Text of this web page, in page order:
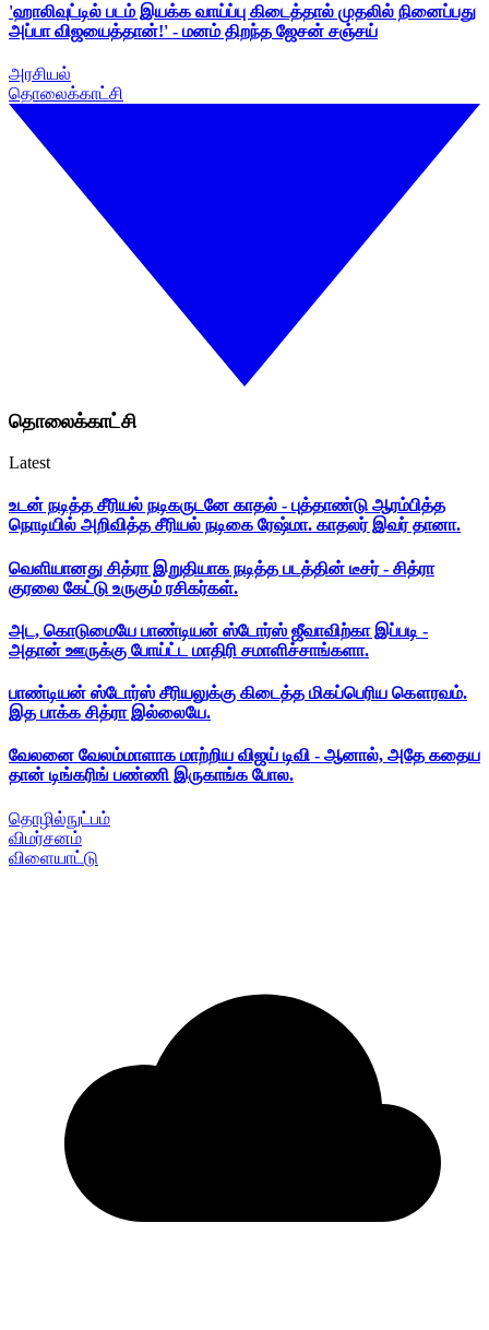
'ஹாலிவுட்டில் படம் இயக்க வாய்ப்பு கிடைத்தால் முதலில் நினைப்பது
அப்பா விஜயைத்தான்!' - மனம் திறந்த ஜேசன் சஞ்சய்
அரசியல்
தொலைக்காட்சி
தொலைக்காட்சி
Latest
உடன் நடித்த சீரியல் நடிகருடனே காதல் - புத்தாண்டு ஆரம்பித்த
நொடியில் அறிவித்த சீரியல் நடிகை ரேஷ்மா. காதலர் இவர் தானா.
வெளியானது சித்ரா இறுதியாக நடித்த படத்தின் டீசர் - சித்ரா
குரலை கேட்டு உருகும் ரசிகர்கள்.
அட, கொடுமையே பாண்டியன் ஸ்டோர்ஸ் ஜீவாவிற்கா இப்படி -
அதான் ஊருக்கு போய்ட்ட மாதிரி சமாளிச்சாங்களா.
பாண்டியன் ஸ்டோர்ஸ் சீரியலுக்கு கிடைத்த மிகப்பெரிய கௌரவம்.
இத பாக்க சித்ரா இல்லையே.
வேலனை வேலம்மாளாக மாற்றிய விஜய் டிவி - ஆனால், அதே கதைய
தான் டிங்கரிங் பண்ணி இருகாங்க போல.
தொழில்நுட்பம்
விமர்சனம்
விளையாட்டு